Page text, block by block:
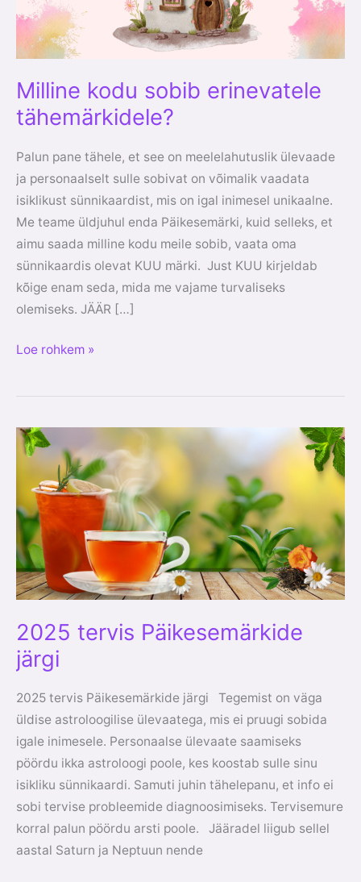
Milline kodu sobib erinevatele
tähemärkidele?
Palun pane tähele, et see on meelelahutuslik ülevaade
ja personaalselt sulle sobivat on võimalik vaadata
isiklikust sünnikaardist, mis on igal inimesel unikaalne.
Me teame üldjuhul enda Päikesemärki, kuid selleks, et
aimu saada milline kodu meile sobib, vaata oma
sünnikaardis olevat KUU märki. Just KUU kirjeldab
kõige enam seda, mida me vajame turvaliseks
olemiseks. JÄÄR […]
Loe rohkem »
2025 tervis Päikesemärkide
järgi
2025 tervis Päikesemärkide järgi Tegemist on väga
üldise astroloogilise ülevaatega, mis ei pruugi sobida
igale inimesele. Personaalse ülevaate saamiseks
pöördu ikka astroloogi poole, kes koostab sulle sinu
isikliku sünnikaardi. Samuti juhin tähelepanu, et info ei
sobi tervise probleemide diagnoosimiseks. Tervisemure
korral palun pöördu arsti poole. Jääradel liigub sellel
aastal Saturn ja Neptuun nende
2025
tervis
Päikesemärkide
järgi